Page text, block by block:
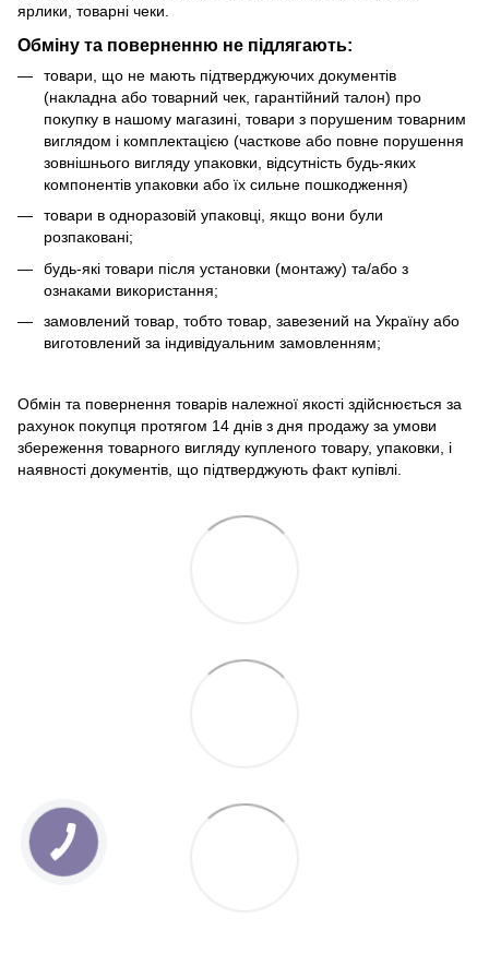
ярлики, товарні чеки.
Обміну та поверненню не підлягають:
товари, що не мають підтверджуючих документів
(накладна або товарний чек, гарантійний талон) про
покупку в нашому магазині, товари з порушеним товарним
виглядом і комплектацією (часткове або повне порушення
зовнішнього вигляду упаковки, відсутність будь-яких
компонентів упаковки або їх сильне пошкодження)
товари в одноразовій упаковці, якщо вони були
розпаковані;
будь-які товари після установки (монтажу) та/або з
ознаками використання;
замовлений товар, тобто товар, завезений на Україну або
виготовлений за індивідуальним замовленням;
Обмін та повернення товарів належної якості здійснюється за
рахунок покупця протягом 14 днів з дня продажу за умови
збереження товарного вигляду купленого товару, упаковки, і
наявності документів, що підтверджують факт купівлі.